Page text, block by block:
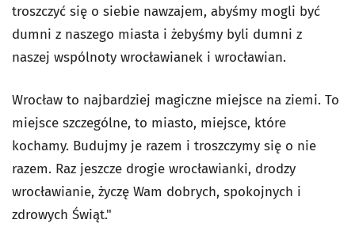
troszczyć się o siebie nawzajem, abyśmy mogli być
dumni z naszego miasta i żebyśmy byli dumni z
naszej wspólnoty wrocławianek i wrocławian.
Wrocław to najbardziej magiczne miejsce na ziemi. To
miejsce szczególne, to miasto, miejsce, które
kochamy. Budujmy je razem i troszczymy się o nie
razem. Raz jeszcze drogie wrocławianki, drodzy
wrocławianie, życzę Wam dobrych, spokojnych i
zdrowych Świąt."